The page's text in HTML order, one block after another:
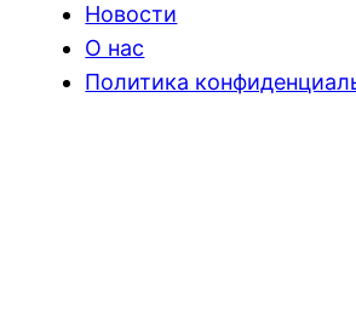
Новости
О нас
Политика